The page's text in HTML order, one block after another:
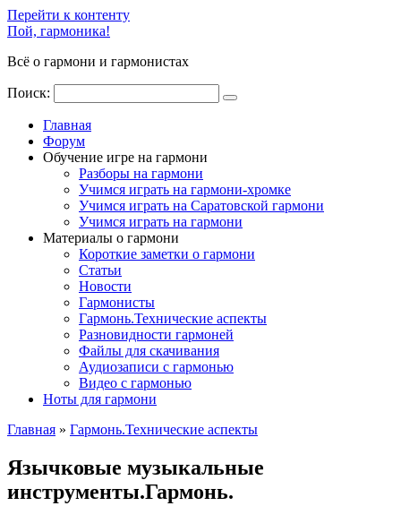
Перейти к контенту
Пой, гармоника!
Всё о гармони и гармонистах
Поиск:
Главная
Форум
Обучение игре на гармони
Разборы на гармони
Учимся играть на гармони-хромке
Учимся играть на Саратовской гармони
Учимся играть на гармони
Материалы о гармони
Короткие заметки о гармони
Cтатьи
Новости
Гармонисты
Гармонь.Технические аспекты
Разновидности гармоней
Файлы для скачивания
Аудиозаписи с гармонью
Видео с гармонью
Ноты для гармони
Главная » Гармонь.Технические аспекты
Язычковые музыкальные
инструменты.Гармонь.